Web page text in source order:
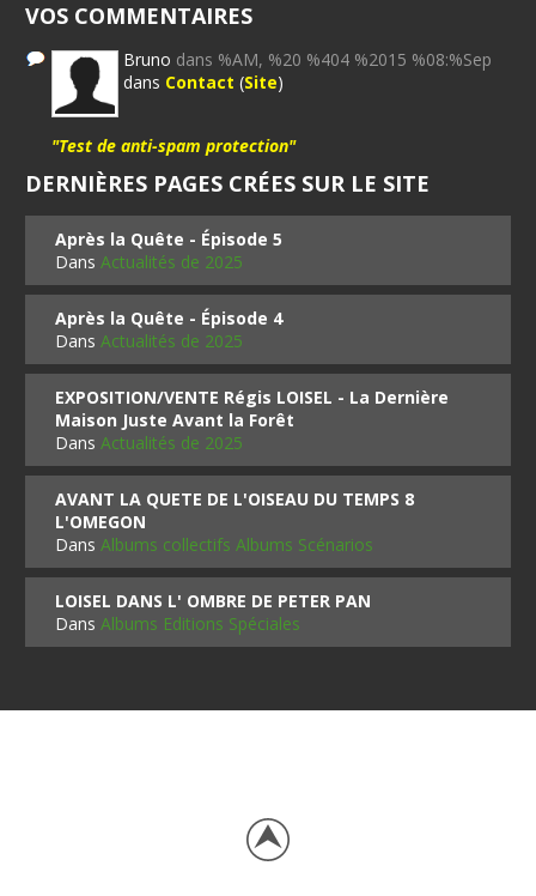
VOS COMMENTAIRES
Bruno dans %AM, %20 %404 %2015 %08:%Sep
dans Contact (Site)
"Test de anti-spam protection"
DERNIÈRES PAGES CRÉES SUR LE SITE
Après la Quête - Épisode 5
DansActualités de 2025
Après la Quête - Épisode 4
DansActualités de 2025
EXPOSITION/VENTE Régis LOISEL - La Dernière
Maison Juste Avant la Forêt
DansActualités de 2025
AVANT LA QUETE DE L'OISEAU DU TEMPS 8
L'OMEGON
DansAlbums collectifs Albums Scénarios
LOISEL DANS L' OMBRE DE PETER PAN
DansAlbums Editions Spéciales